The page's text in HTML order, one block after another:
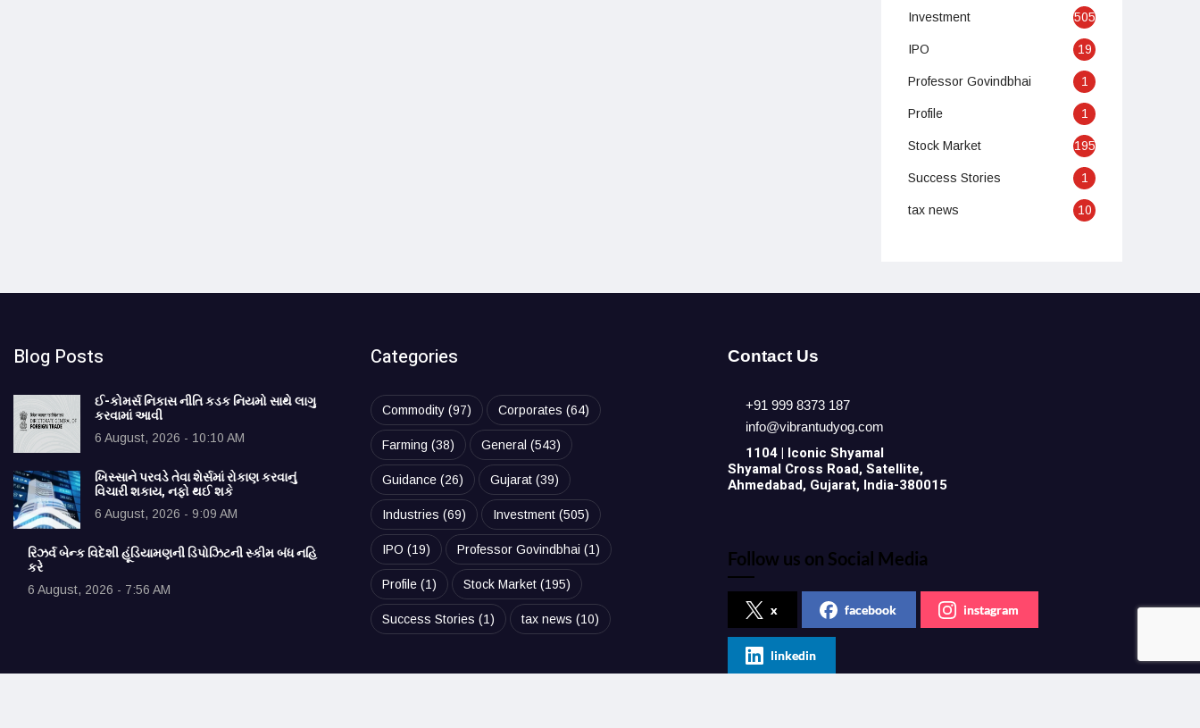
Investment 505
IPO 19
Professor Govindbhai 1
Profile 1
Stock Market 195
Success Stories 1
tax news 10
Blog Posts
ઈ-કોમર્સ નિકાસ નીતિ કડક નિયમો સાથે લાગુ
કરવામાં આવી
6 August, 2026 - 10:10 AM
ખિસ્સાને પરવડે તેવા શેર્સમાં રોકાણ કરવાનું
વિચારી શકાય, નફો થઈ શકે
6 August, 2026 - 9:09 AM
રિઝર્વ બેન્ક વિદેશી હૂંડિયામણની ડિપોઝિટની સ્કીમ બંધ નહિ
કરે
6 August, 2026 - 7:56 AM
Categories
Commodity(97) Corporates (64)
Farming (38) General (543)
Guidance(26) Gujarat(39)
Industries (69) Investment(505)
IPO (19) Professor Govindbhai (1)
Profile(1) Stock Market(195)
Success Stories (1) tax news (10)
Contact Us
+91 999 8373 187
info@vibrantudyog.com
1104 | Iconic Shyamal
Shyamal Cross Road, Satellite,
Ahmedabad, Gujarat, India-380015
Follow us on Social Media
x facebook instagram
linkedin